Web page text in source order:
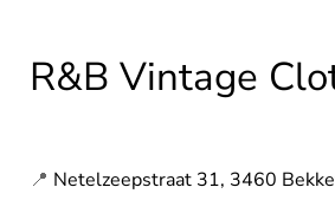
R&B Vintage
📍 Netelzeepstraat 31, 3460